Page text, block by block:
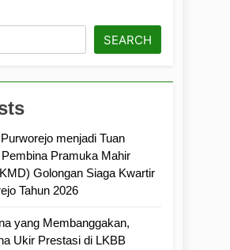
SEARCH
menjadi Tuan
Pramuka Mahir
Golongan Siaga Kwartir
Tahun 2026
yang Membanggakan,
Ukir Prestasi di LKBB